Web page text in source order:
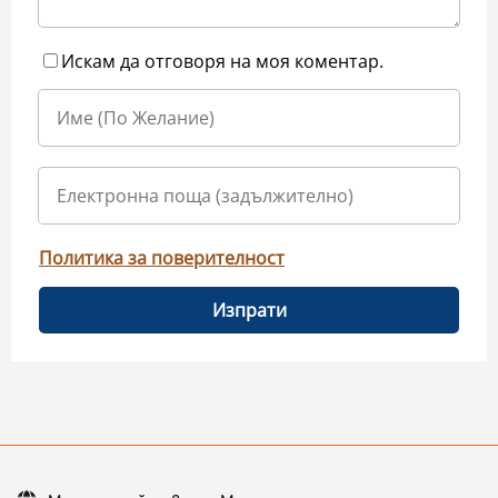
Искам да отговоря на моя коментар.
Политика за поверителност
Изпрати